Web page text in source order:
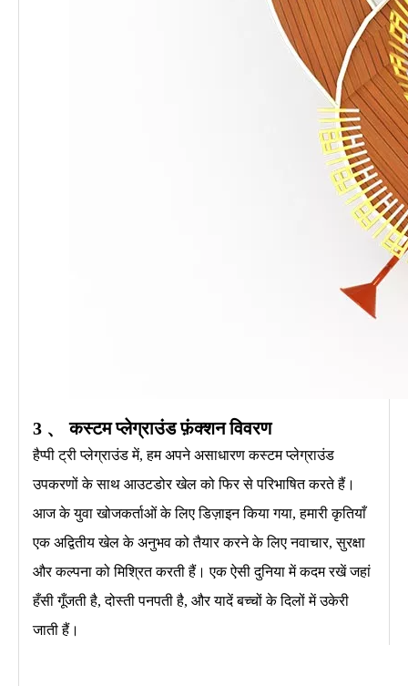
3 、कस्टम प्लेग्राउंडफ़ंक्शन विवरण
हैप्पी ट्री प्लेग्राउंड में, हम अपने असाधारण कस्टम प्लेग्राउंड
उपकरणों के साथ आउटडोर खेल को फिर से परिभाषित करते हैं।
आज के युवा खोजकर्ताओं के लिए डिज़ाइन किया गया, हमारी कृतियाँ
एक अद्वितीय खेल के अनुभव को तैयार करने के लिए नवाचार, सुरक्षा
और कल्पना को मिश्रित करती हैं। एक ऐसी दुनिया में कदम रखें जहां
हँसी गूँजती है, दोस्ती पनपती है, और यादें बच्चों के दिलों में उकेरी
जाती हैं।